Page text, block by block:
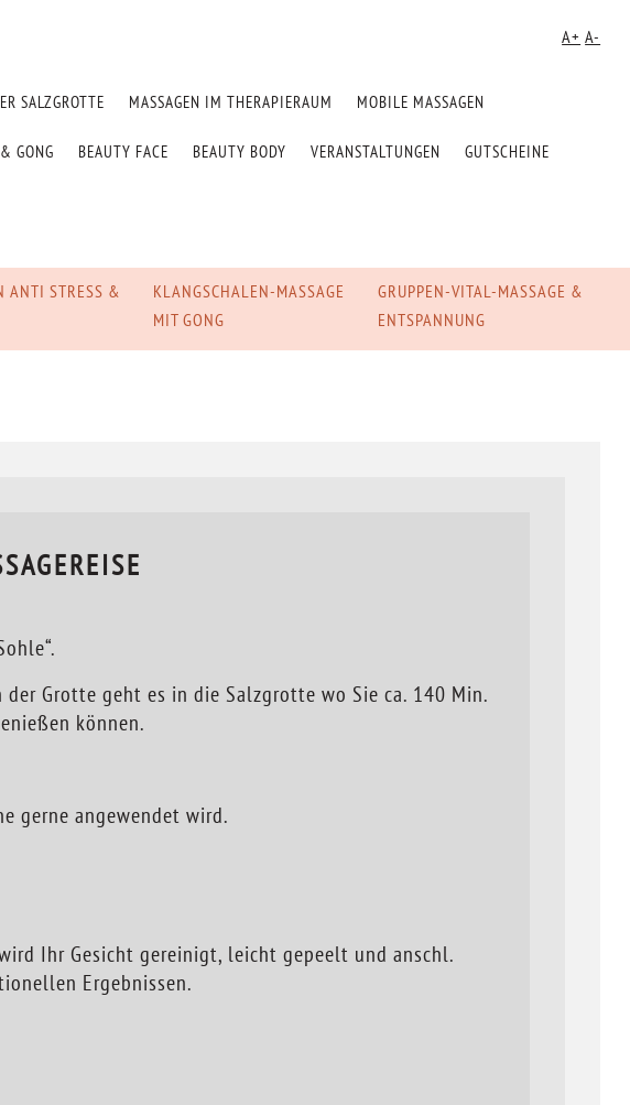
A+ A-
SALZGROTTE MASSAGEN IM THERAPIERAUM MOBILE MASSAGEN
GONG BEAUTY FACE BEAUTY BODY VERANSTALTUNGEN GUTSCHEINE
ANTI STRESS &
KLANGSCHALEN-MASSAGE
MIT GONG
GRUPPEN-VITAL-MASSAGE &
ENTSPANNUNG
Grotte geht es in die Salzgrotte wo Sie ca. 140 Min.
können.
gerne angewendet wird.
Ihr Gesicht gereinigt, leicht gepeelt und anschl.
Ergebnissen.